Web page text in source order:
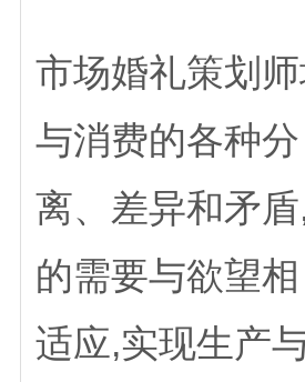
市场婚礼策划
与消费的各种分
离、差异和矛
的需要与欲望相
适应,实现生产